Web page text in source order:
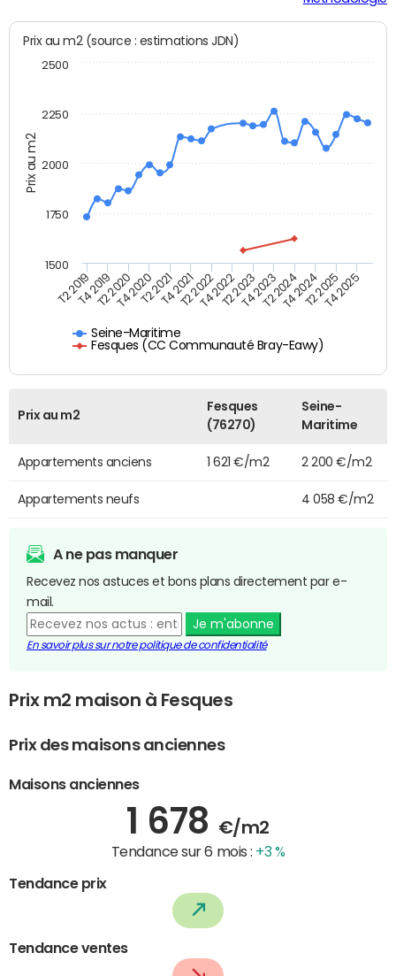
Prix au m2
Prix au m2 (source : estimations JDN)
Seine-Maritime
Fesques (CC Communauté Bray-Eawy)
T2 2019T4 2019T2 2020T4 2020T2 2021T4 2021T2 2022T4 2022T2 2023T4 2023T2 2024T4 2024T2 2025T4 2025
2000
1500
1750
2250
2500
Prix au m2
Fesques
(76270)
Seine-
Maritime
Appartements anciens 1 621 €/m2 2 200 €/m2
Appartements neufs 4 058 €/m2
A ne pas manquer
Recevez nos astuces et bons plans directement par e-
mail.
Je m'abonne
En savoir plus sur notre politique de confidentialité
Prix m2 maison à Fesques
Prix des maisons anciennes
Maisons anciennes
1 678 €/m2
Tendance sur 6 mois : +3 %
Tendance prix
Tendance ventes